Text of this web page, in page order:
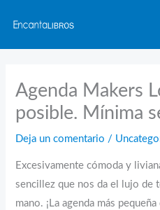
contenido
Agenda Makers
posible. Mínima
Deja un comentario /
Excesivamente cómoda y
sencillez que nos da el lujo de
mano. ¡La agenda más